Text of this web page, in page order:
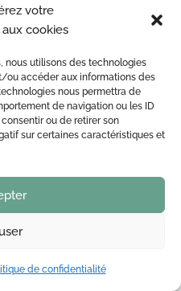
votre
cookies
nous utilisons des technologies
ou accéder aux informations des
nous permettra de
de navigation ou les ID
ou de retirer son
sur certaines caractéristiques et
de confidentialité